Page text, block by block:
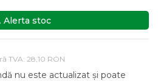
Alerta stoc
TVA: 28,10 RON
nu este actualizat și poate